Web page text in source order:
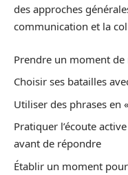
des approches
communication et la
Prendre un moment
Choisir ses batailles
Utiliser des phrases en
Pratiquer l’écoute
avant de répondre
Établir un moment